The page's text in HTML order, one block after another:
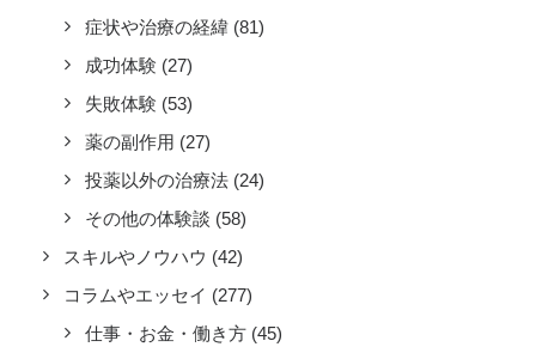
症状や治療の経緯 (81)
成功体験 (27)
失敗体験 (53)
薬の副作用 (27)
投薬以外の治療法 (24)
その他の体験談 (58)
スキルやノウハウ (42)
コラムやエッセイ (277)
仕事・お金・働き方 (45)